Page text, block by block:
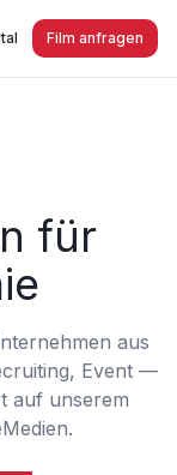
Film anfragen
für
aus
Event —
auf unserem